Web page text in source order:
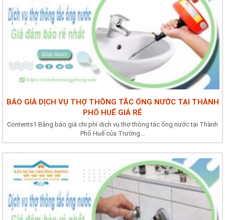
BÁO GIÁ DỊCH VỤ THỢ THÔNG TẮC ỐNG NƯỚC TẠI THÀNH
PHỐ HUẾ GIÁ RẺ
Contents1 Bảng báo giá chi phí dịch vụ thợ thông tắc ống nước tại Thành
Phố Huế của Trường...